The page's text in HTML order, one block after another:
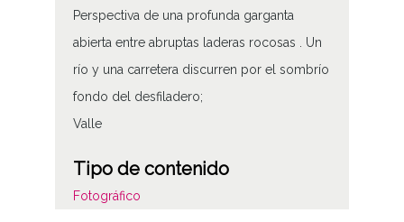
Perspectiva de una profunda garganta
abierta entre abruptas laderas rocosas . Un
río y una carretera discurren por el sombrío
fondo del desfiladero;
Valle
Tipo de contenido
Fotográfico